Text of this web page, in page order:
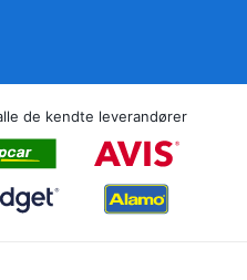
de kendte leverandører